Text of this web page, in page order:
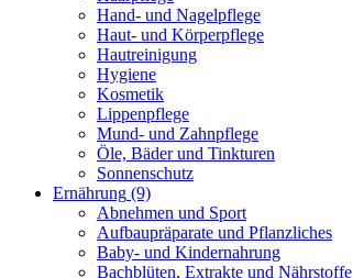
Hand- und Nagelpflege
Haut- und Körperpflege
Hautreinigung
Hygiene
Kosmetik
Lippenpflege
Mund- und Zahnpflege
Öle, Bäder und Tinkturen
Sonnenschutz
Ernährung (9)
Abnehmen und Sport
Aufbaupräparate und Pflanzliches
Baby- und Kindernahrung
Bachblüten, Extrakte und Nährstoffe